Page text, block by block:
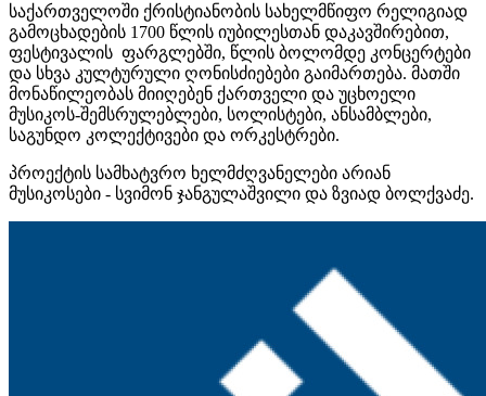
საქართველოში ქრისტიანობის სახელმწიფო რელიგიად
გამოცხადების 1700 წლის იუბილესთან დაკავშირებით,
ფესტივალის ფარგლებში, წლის ბოლომდე კონცერტები
და სხვა კულტურული ღონისძიებები გაიმართება. მათში
მონაწილეობას მიიღებენ ქართველი და უცხოელი
მუსიკოს-შემსრულებლები, სოლისტები, ანსამბლები,
საგუნდო კოლექტივები და ორკესტრები.
პროექტის სამხატვრო ხელმძღვანელები არიან
მუსიკოსები - სვიმონ ჯანგულაშვილი და ზვიად ბოლქვაძე.